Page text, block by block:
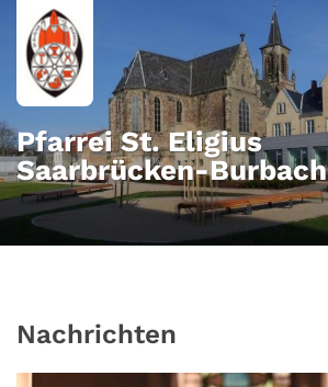
Zum Inhalt springen
Pfarrei St. Eligius
Saarbrücken-Burbach
Nachrichten